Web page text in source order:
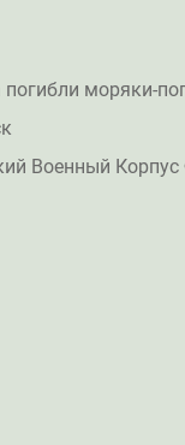
моряки-
Военный